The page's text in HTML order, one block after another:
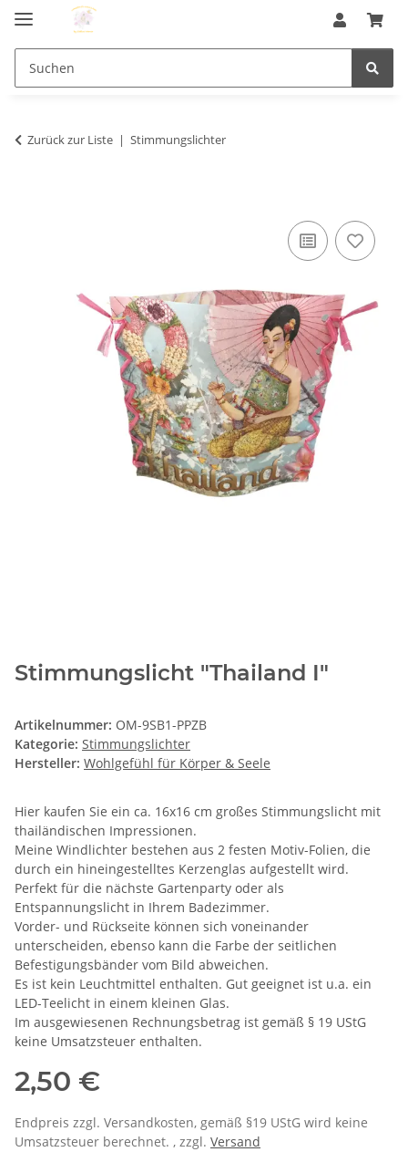
Zurück zur Liste Stimmungslichter
Stimmungslicht "Thailand I"
Artikelnummer: OM-9SB1-PPZB
Kategorie: Stimmungslichter
Hersteller: Wohlgefühl für Körper & Seele
Hier kaufen Sie ein ca. 16x16 cm großes Stimmungslicht mit
thailändischen Impressionen.
Meine Windlichter bestehen aus 2 festen Motiv-Folien, die
durch ein hineingestelltes Kerzenglas aufgestellt wird.
Perfekt für die nächste Gartenparty oder als
Entspannungslicht in Ihrem Badezimmer.
Vorder- und Rückseite können sich voneinander
unterscheiden, ebenso kann die Farbe der seitlichen
Befestigungsbänder vom Bild abweichen.
Es ist kein Leuchtmittel enthalten. Gut geeignet ist u.a. ein
LED-Teelicht in einem kleinen Glas.
Im ausgewiesenen Rechnungsbetrag ist gemäß § 19 UStG
keine Umsatzsteuer enthalten.
2,50 €
Endpreis zzgl. Versandkosten, gemäß §19 UStG wird keine
Umsatzsteuer berechnet. , zzgl. Versand